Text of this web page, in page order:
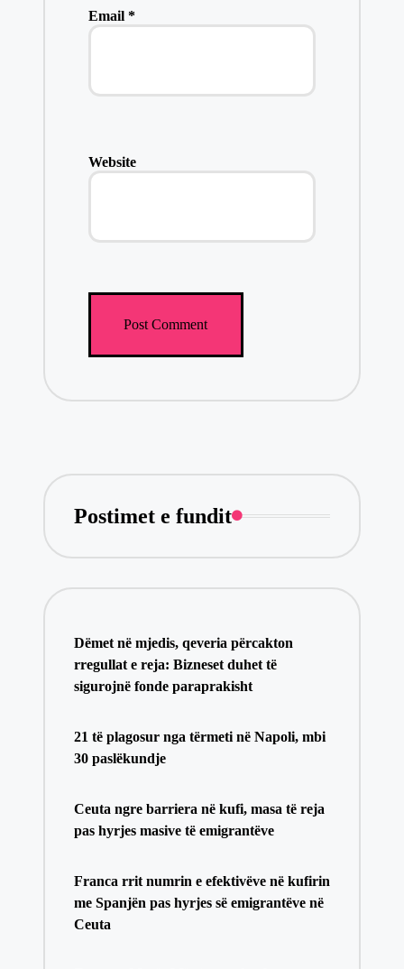
Email *
Website
Postimet e fundit
Dëmet në mjedis, qeveria përcakton
rregullat e reja: Bizneset duhet të
sigurojnë fonde paraprakisht
21 të plagosur nga tërmeti në Napoli, mbi
30 paslëkundje
Ceuta ngre barriera në kufi, masa të reja
pas hyrjes masive të emigrantëve
Franca rrit numrin e efektivëve në kufirin
me Spanjën pas hyrjes së emigrantëve në
Ceuta